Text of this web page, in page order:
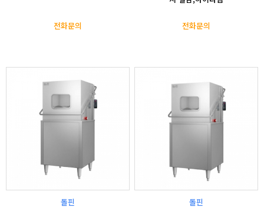
전화문의 전화문의
돌핀
돌핀